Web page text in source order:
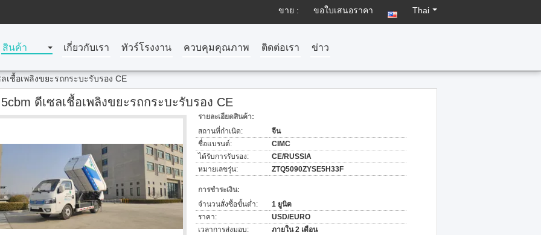
ขาย : ขอใบเสนอราคา Thai
สินค้า เกี่ยวกับเรา ทัวร์โรงงาน ควบคุมคุณภาพ ติดต่อเรา ข่าว
เชื้อเพลิงขยะรถกระบะรับรอง CE
ดีเซลเชื้อเพลิงขยะรถกระบะรับรอง CE
รายละเอียดสินค้า:
สถานที่กำเนิด:
จีน
ชื่อแบรนด์:
CIMC
ได้รับการรับรอง:
CE/RUSSIA
หมายเลขรุ่น:
ZTQ5090ZYSE5H33F
การชำระเงิน:
จำนวนสั่งซื้อขั้นต่ำ:
1 ยูนิต
ราคา:
USD/EURO
เวลาการส่งมอบ:
ภายใน 2 เดือน